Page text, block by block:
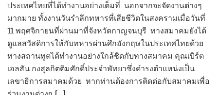
ประเทศไทยที่ได้ทำงานอย่างเต็มที่ นอกจากจะจัดงานต่างๆ
มากมาย ทั้งงานวันรำลึกทหารที่เสียชีวิตในสงครามเมื่อวันที่
11 พฤศจิกายนที่ผ่านมาที่จังหวัดกาญจนบุรี ทางสมาคมยังได้
ดูแลสวัสดิการให้กับทหารผ่านศึกอังกฤษในประเทศไทยด้วย
ทางสถานทูตได้ทำงานอย่างใกล้ชิดกับทางสมาคม คุณเบิร์ต
เอลสัน กงสุลกิตติมศักดิ์ประจำพัทยาซึ่งดำรงตำแหน่งเป็น
เลขาธิการสมาคมด้วย หากท่านต้องการติดต่อกับสมาคมเพื่อ